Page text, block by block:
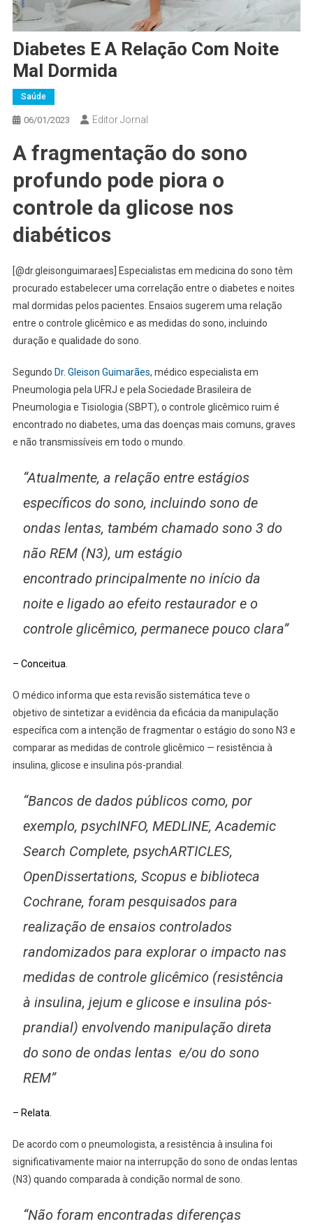
Diabetes E A Relação Com Noite
Mal Dormida
Saúde
06/01/2023 Editor Jornal
A fragmentação do sono
profundo pode piora o
controle da glicose nos
diabéticos
[@dr.gleisonguimaraes] Especialistas em medicina do sono têm
procurado estabelecer uma correlação entre o diabetes e noites
mal dormidas pelos pacientes. Ensaios sugerem uma relação
entre o controle glicêmico e as medidas do sono, incluindo
duração e qualidade do sono.
Segundo Dr. Gleison Guimarães, médico especialista em
Pneumologia pela UFRJ e pela Sociedade Brasileira de
Pneumologia e Tisiologia (SBPT), o controle glicêmico ruim é
encontrado no diabetes, uma das doenças mais comuns, graves
e não transmissíveis em todo o mundo.
“Atualmente, a relação entre estágios
específicos do sono, incluindo sono de
ondas lentas, também chamado sono 3 do
não REM (N3), um estágio
encontrado principalmente no início da
noite e ligado ao efeito restaurador e o
controle glicêmico, permanece pouco clara”
– Conceitua.
O médico informa que esta revisão sistemática teve o
objetivo de sintetizar a evidência da eficácia da manipulação
específica com a intenção de fragmentar o estágio do sono N3 e
comparar as medidas de controle glicêmico — resistência à
insulina, glicose e insulina pós-prandial.
“Bancos de dados públicos como, por
exemplo, psychINFO, MEDLINE, Academic
Search Complete, psychARTICLES,
OpenDissertations, Scopus e biblioteca
Cochrane, foram pesquisados para
realização de ensaios controlados
randomizados para explorar o impacto nas
medidas de controle glicêmico (resistência
à insulina, jejum e glicose e insulina pós-
prandial) envolvendo manipulação direta
do sono de ondas lentas e/ou do sono
REM”
– Relata.
De acordo com o pneumologista, a resistência à insulina foi
significativamente maior na interrupção do sono de ondas lentas
(N3) quando comparada à condição normal de sono.
“Não foram encontradas diferenças